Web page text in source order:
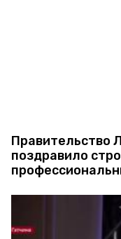
Правительство
поздравило